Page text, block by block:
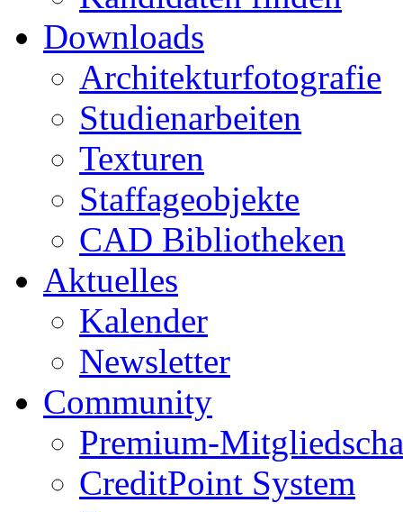
Downloads
Architekturfotografie
Studienarbeiten
Texturen
Staffageobjekte
CAD Bibliotheken
Aktuelles
Kalender
Newsletter
Community
Premium-
CreditPoint System